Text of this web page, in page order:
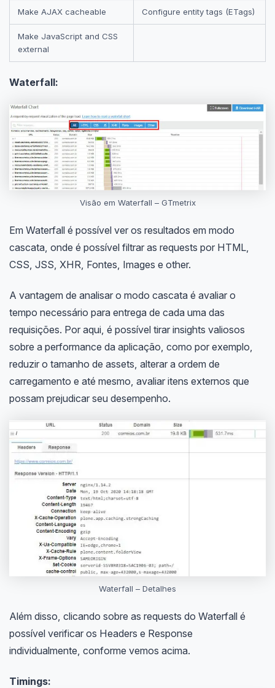
Make AJAX cacheable Configure entity tags (ETags)
Make JavaScript and CSS
external
Waterfall:
Visão em Waterfall – GTmetrix
Em Waterfall é possível ver os resultados em modo
cascata, onde é possível filtrar as requests por HTML,
CSS, JSS, XHR, Fontes, Images e other.
A vantagem de analisar o modo cascata é avaliar o
tempo necessário para entrega de cada uma das
requisições. Por aqui, é possível tirar insights valiosos
sobre a performance da aplicação, como por exemplo,
reduzir o tamanho de assets, alterar a ordem de
carregamento e até mesmo, avaliar itens externos que
possam prejudicar seu desempenho.
Waterfall – Detalhes
Além disso, clicando sobre as requests do Waterfall é
possível verificar os Headers e Response
individualmente, conforme vemos acima.
Timings: